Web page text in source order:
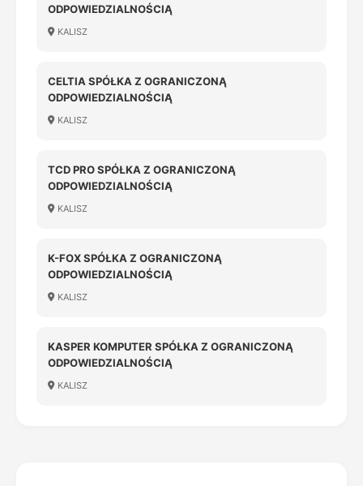
ODPOWIEDZIALNOŚCIĄ
KALISZ
CELTIA SPÓŁKA Z OGRANICZONĄ
ODPOWIEDZIALNOŚCIĄ
KALISZ
TCD PRO SPÓŁKA Z OGRANICZONĄ
ODPOWIEDZIALNOŚCIĄ
KALISZ
K-FOX SPÓŁKA Z OGRANICZONĄ
ODPOWIEDZIALNOŚCIĄ
KALISZ
KASPER KOMPUTER SPÓŁKA Z OGRANICZONĄ
ODPOWIEDZIALNOŚCIĄ
KALISZ